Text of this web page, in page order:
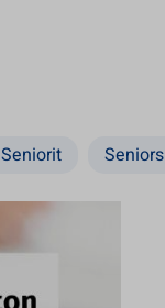
Seniorit Seniors